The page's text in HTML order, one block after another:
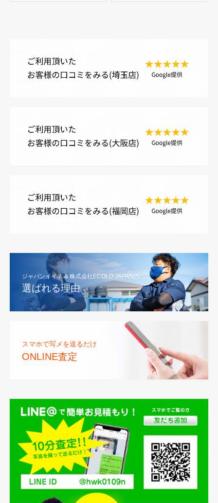
ジャパンイイネ & 株式会社ECOLO JAPANの
選ばれる理由
スマホで写メを送るだけ
ONLINE査定